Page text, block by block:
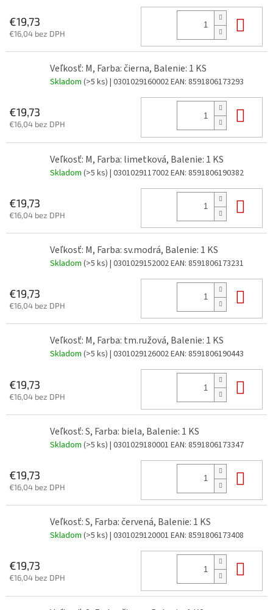
€19,73
€16,04 bez DPH
Veľkosť: M, Farba: čierna, Balenie: 1 KS
Skladom (>5 ks) | 0301029160002EAN: 8591806173293
€19,73
€16,04 bez DPH
Veľkosť: M, Farba: limetková, Balenie: 1 KS
Skladom (>5 ks) | 0301029117002EAN: 8591806190382
€19,73
€16,04 bez DPH
Veľkosť: M, Farba: sv.modrá, Balenie: 1 KS
Skladom (>5 ks) | 0301029152002EAN: 8591806173231
€19,73
€16,04 bez DPH
Veľkosť: M, Farba: tm.ružová, Balenie: 1 KS
Skladom (>5 ks) | 0301029126002EAN: 8591806190443
€19,73
€16,04 bez DPH
Veľkosť: S, Farba: biela, Balenie: 1 KS
Skladom (>5 ks) | 0301029180001 EAN: 8591806173347
€19,73
€16,04 bez DPH
Veľkosť: S, Farba: červená, Balenie: 1 KS
Skladom (>5 ks) | 0301029120001 EAN: 8591806173408
€19,73
€16,04 bez DPH